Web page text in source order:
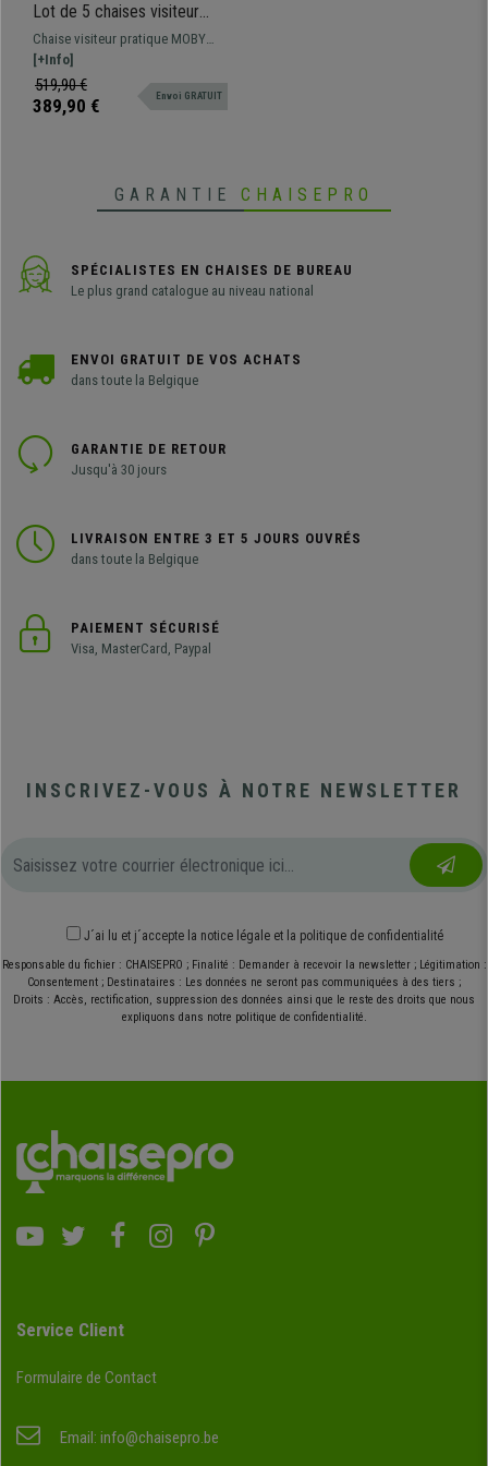
Lot de 5 chaises visiteur
MOBY BASE, Commode et
Pratique, Prix Incroyable,
Bleu et Piétement Noir
Chaise visiteur pratique MOBY
BASE, c'est la chaise visiteur par
excellence avec des lignes
classiques pour que les clients
[+Info]
519,90 €
389,90 € Envoi GRATUIT
GARANTIE CHAISEPRO
SPÉCIALISTES EN CHAISES DE BUREAU
Le plus grand catalogue au niveau national
ENVOI GRATUIT DE VOS ACHATS
dans toute la Belgique
GARANTIE DE RETOUR
Jusqu'à 30 jours
LIVRAISON ENTRE 3 ET 5 JOURS OUVRÉS
dans toute la Belgique
PAIEMENT SÉCURISÉ
Visa, MasterCard, Paypal
INSCRIVEZ-VOUS À NOTRE NEWSLETTER
J´ai lu et j´accepte la notice légale et la politique de confidentialité
Responsable du fichier : CHAISEPRO ; Finalité : Demander à recevoir la newsletter ; Légitimation :
Consentement ; Destinataires : Les données ne seront pas communiquées à des tiers ;
Droits : Accès, rectification, suppression des données ainsi que le reste des droits que nous
expliquons dans notre politique de confidentialité.
Service Client
Formulaire de Contact
Email: info@chaisepro.be